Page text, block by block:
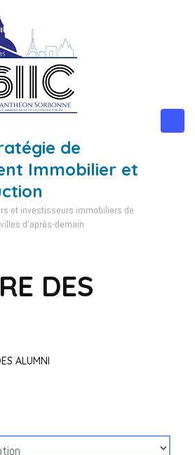
de
Immobilier et
et investisseurs immobiliers de
d'après-demain
DES
ALUMNI